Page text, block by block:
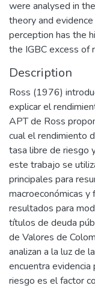
were analysed in
theory and
perception has the
the IGBC excess of
Description
Ross (1976)
explicar el
APT de Ross
cual el rendimiento
tasa libre de riesgo
este trabajo se
principales para
macroeconómicas
resultados para
títulos de deuda
de Valores de
analizan a la luz de
encuentra
riesgo es el factor